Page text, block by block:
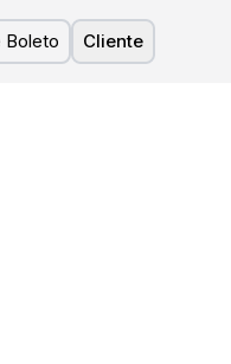
Boleto Cliente